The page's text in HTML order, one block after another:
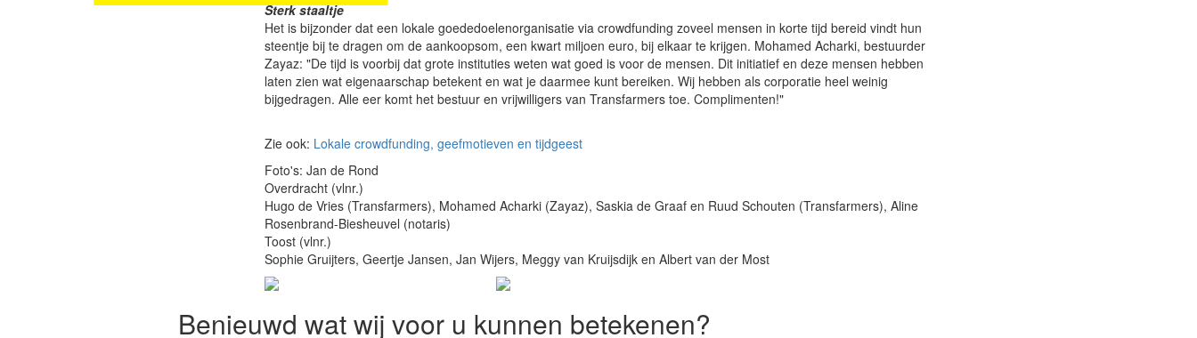
Sterk staaltje
Het is bijzonder dat een lokale goededoelenorganisatie via crowdfunding zoveel mensen in korte tijd bereid vindt hun
steentje bij te dragen om de aankoopsom, een kwart miljoen euro, bij elkaar te krijgen. Mohamed Acharki, bestuurder
Zayaz: "De tijd is voorbij dat grote instituties weten wat goed is voor de mensen. Dit initiatief en deze mensen hebben
laten zien wat eigenaarschap betekent en wat je daarmee kunt bereiken. Wij hebben als corporatie heel weinig
bijgedragen. Alle eer komt het bestuur en vrijwilligers van Transfarmers toe. Complimenten!"
Zie ook: Lokale crowdfunding, geefmotieven en tijdgeest
Foto's: Jan de Rond
Overdracht (vlnr.)
Hugo de Vries (Transfarmers), Mohamed Acharki (Zayaz), Saskia de Graaf en Ruud Schouten (Transfarmers), Aline
Rosenbrand-Biesheuvel (notaris)
Toost (vlnr.)
Sophie Gruijters, Geertje Jansen, Jan Wijers, Meggy van Kruijsdijk en Albert van der Most
Benieuwd wat wij voor u kunnen betekenen?